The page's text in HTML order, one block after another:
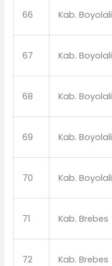
66 Kab. Boyolali
67 Kab. Boyolali
68 Kab. Boyolali
69 Kab. Boyolali
70 Kab. Boyolali
71 Kab. Brebes
72 Kab. Brebes